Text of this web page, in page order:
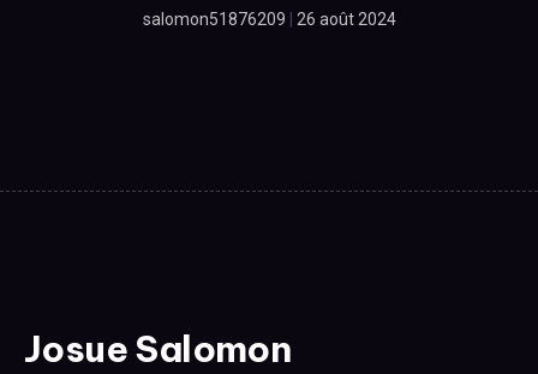
salomon51876209 26 août 2024
Josue Salomon